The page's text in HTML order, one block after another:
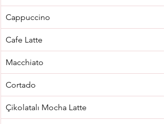
Cappuccino
Cafe Latte
Macchiato
Cortado
Çikolatalı Mocha Latte